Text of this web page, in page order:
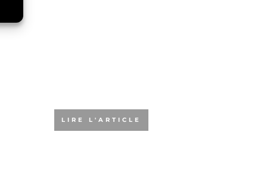
LIRE L'ARTICLE